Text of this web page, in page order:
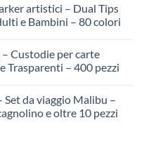
artistici – Dual Tips
e Bambini – 80 colori
Custodie per carte
Trasparenti – 400 pezzi
da viaggio Malibu –
e oltre 10 pezzi